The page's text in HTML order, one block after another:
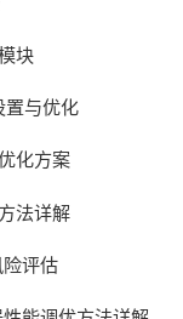
块
置与优化
化方案
法详解
险评估